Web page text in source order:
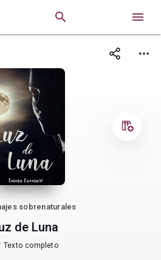
 
sobrenaturales
de Luna
Texto completo